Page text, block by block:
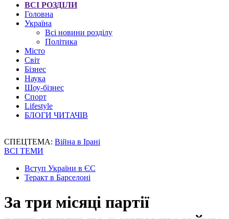
ВСІ РОЗДІЛИ
Головна
Україна
Всі новини розділу
Політика
Місто
Світ
Бізнес
Наука
Шоу-бізнес
Спорт
Lifestyle
БЛОГИ ЧИТАЧІВ
СПЕЦТЕМА: Війна в Ірані
ВСІ ТЕМИ
Вступ України в ЄС
Теракт в Барселоні
За три місяці партії